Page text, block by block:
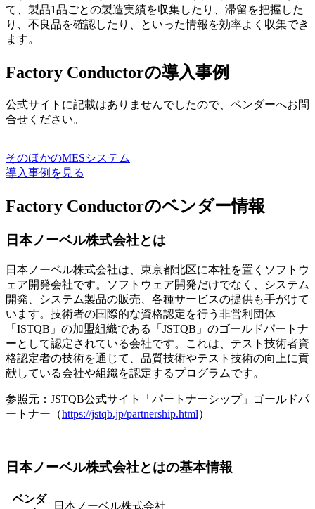
て、製品1品ごとの製造実績を収集したり、滞留を把握した
り、不良品を確認したり、といった情報を効率よく収集でき
ます。
Factory Conductorの導入事例
公式サイトに記載はありませんでしたので、ベンダーへお問
合せください。
そのほかのMESシステム
導入事例を見る
Factory Conductorのベンダー情報
日本ノーベル株式会社とは
日本ノーベル株式会社は、東京都北区に本社を置くソフトウ
ェア開発会社です。ソフトウェア開発だけでなく、システム
開発、システム製品の販売、各種サービスの提供も手がけて
います。技術者の国際的な資格認定を行う非営利団体
「ISTQB」の加盟組織である「JSTQB」のゴールドパートナ
ーとして認定されている会社です。これは、テスト技術者資
格認定者の技術を通じて、品質技術やテスト技術の向上に貢
献している会社や組織を認定するプログラムです。
参照元：JSTQB公式サイト「パートナーシップ」ゴールドパ
ートナー（https://jstqb.jp/partnership.html）
日本ノーベル株式会社とはの基本情報
ベンダ
日本ノーベル株式会社